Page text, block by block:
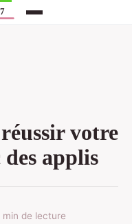
votre
des applis
min de lecture